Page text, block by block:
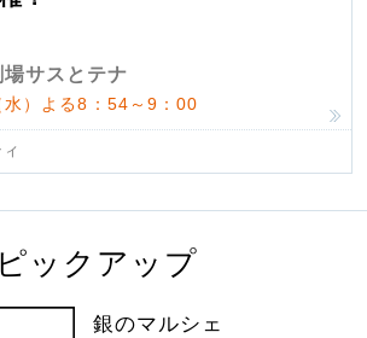
サスとテナ
）よる8：54～9：00
ピックアップ
銀のマルシェ